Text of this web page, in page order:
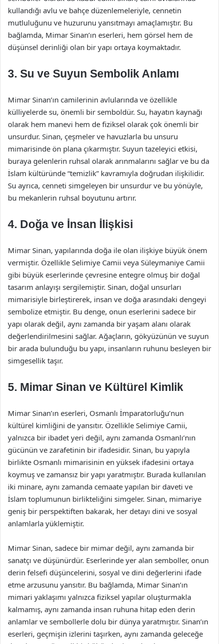
kullandığı avlu ve bahçe düzenlemeleriyle, cennetin
mutluluğunu ve huzurunu yansıtmayı amaçlamıştır. Bu
bağlamda, Mimar Sinan’ın eserleri, hem görsel hem de
düşünsel derinliği olan bir yapı ortaya koymaktadır.
3. Su ve Suyun Sembolik Anlamı
Mimar Sinan’ın camilerinin avlularında ve özellikle
külliyelerde su, önemli bir semboldür. Su, hayatın kaynağı
olarak hem manevi hem de fiziksel olarak çok önemli bir
unsurdur. Sinan, çeşmeler ve havuzlarla bu unsuru
mimarisinde ön plana çıkarmıştır. Suyun tazeleyici etkisi,
buraya gelenlerin ruhsal olarak arınmalarını sağlar ve bu da
İslam kültüründe “temizlik” kavramıyla doğrudan ilişkilidir.
Su ayrıca, cenneti simgeleyen bir unsurdur ve bu yönüyle,
bu mekanlerin ruhsal boyutunu artırır.
4. Doğa ve İnsan İlişkisi
Mimar Sinan, yapılarında doğa ile olan ilişkiye büyük önem
vermiştir. Özellikle Selimiye Camii veya Süleymaniye Camii
gibi büyük eserlerinde çevresine entegre olmuş bir doğal
tasarım anlayışı sergilemiştir. Sinan, doğal unsurları
mimarisiyle birleştirerek, insan ve doğa arasındaki dengeyi
sembolize etmiştir. Bu denge, onun eserlerini sadece bir
yapı olarak değil, aynı zamanda bir yaşam alanı olarak
değerlendirilmesini sağlar. Ağaçların, gökyüzünün ve suyun
bir arada bulunduğu bu yapı, insanların ruhunu besleyen bir
simgesellik taşır.
5. Mimar Sinan ve Kültürel Kimlik
Mimar Sinan’ın eserleri, Osmanlı İmparatorluğu’nun
kültürel kimliğini de yansıtır. Özellikle Selimiye Camii,
yalnızca bir ibadet yeri değil, aynı zamanda Osmanlı’nın
gücünün ve zarafetinin bir ifadesidir. Sinan, bu yapıyla
birlikte Osmanlı mimarisinin en yüksek ifadesini ortaya
koymuş ve zamansız bir yapı yaratmıştır. Burada kullanılan
iki minare, aynı zamanda cemaate yapılan bir daveti ve
İslam toplumunun birlikteliğini simgeler. Sinan, mimariye
geniş bir perspektiften bakarak, her detayı dini ve sosyal
anlamlarla yüklemiştir.
Mimar Sinan, sadece bir mimar değil, aynı zamanda bir
sanatçı ve düşünürdür. Eserlerinde yer alan semboller, onun
derin felsefi düşüncelerini, sosyal ve dini değerlerini ifade
etme arzusunu yansıtır. Bu bağlamda, Mimar Sinan’ın
mimari yaklaşımı yalnızca fiziksel yapılar oluşturmakla
kalmamış, aynı zamanda insan ruhuna hitap eden derin
anlamlar ve sembollerle dolu bir dünya yaratmıştır. Sinan’ın
eserleri, geçmişin izlerini taşırken, aynı zamanda geleceğe